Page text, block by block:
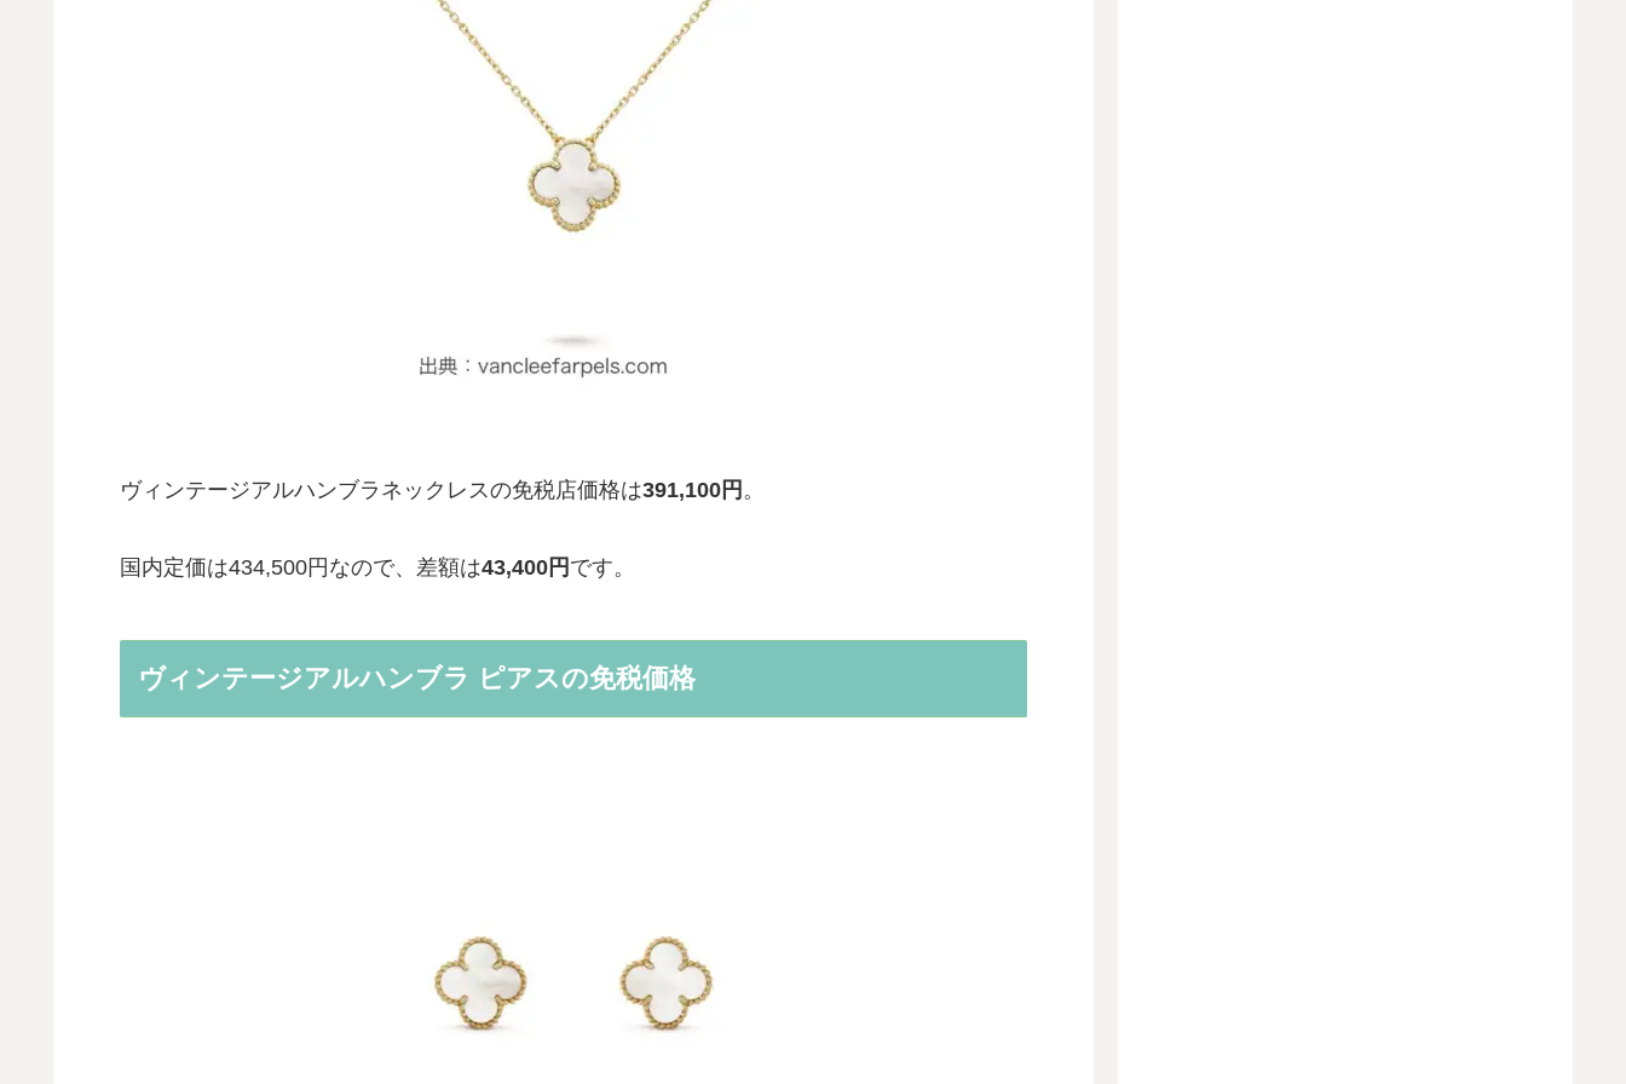
ヴィンテージアルハンブラネックレスの免税店価格は391,100円 。
国内定価は434,500円なので、差額は43,400円 です。
ヴィンテージアルハンブラ ピアスの免税価格